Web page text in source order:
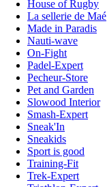
House of Rugby
La sellerie de Maé
Made in Paradis
Nauti-wave
On-Fight
Padel-Expert
Pecheur-Store
Pet and Garden
Slowood Interior
Smash-Expert
Sneak'In
Sneakids
Sport is good
Training-Fit
Trek-Expert